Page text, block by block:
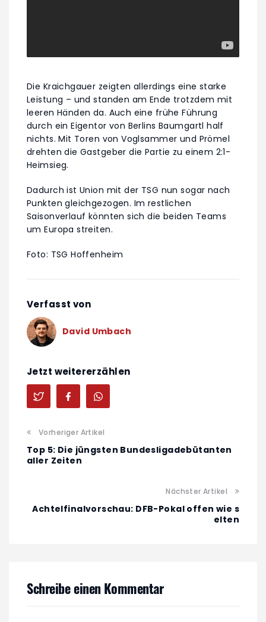
Die Kraichgauer zeigten allerdings eine starke
Leistung – und standen am Ende trotzdem mit
leeren Händen da. Auch eine frühe Führung
durch ein Eigentor von Berlins Baumgartl half
nichts. Mit Toren von Voglsammer und Prömel
drehten die Gastgeber die Partie zu einem 2:1-
Heimsieg.
Dadurch ist Union mit der TSG nun sogar nach
Punkten gleichgezogen. Im restlichen
Saisonverlauf könnten sich die beiden Teams
um Europa streiten.
Foto: TSG Hoffenheim
Verfasst von
David Umbach
Jetzt weitererzählen
Vorheriger Artikel
Top 5: Die jüngsten Bundesligadebütanten
aller Zeiten
Nächster Artikel
Achtelfinalvorschau: DFB-Pokal offen wie s
elten
Schreibe einen Kommentar